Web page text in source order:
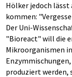
Hölker jedoch lässt
kommen:
Der Uni-
"Bioreact" will die
Mikroorganismen
produziert werden,